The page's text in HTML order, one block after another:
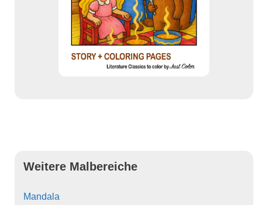
Weitere Malbereiche
Mandala